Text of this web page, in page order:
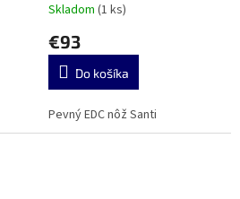
Skladom (1 ks)
€93
Do košíka
Pevný EDC nôž Santi